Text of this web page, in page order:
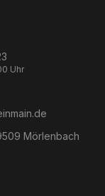
Uhr
Mörlenbach